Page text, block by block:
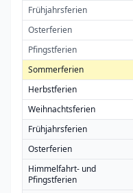
Frühjahrsferien
Osterferien
Pfingstferien
Sommerferien
Herbstferien
Weihnachtsferien
Frühjahrsferien
Osterferien
Himmelfahrt- und
Pfingstferien